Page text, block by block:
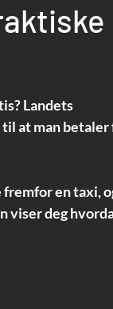
Landets
at man
fremfor en taxi,
viser deg